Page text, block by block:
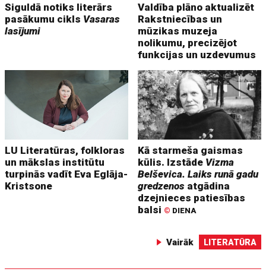
Siguldā notiks literārs
pasākumu cikls Vasaras
lasījumi
Valdība plāno aktualizēt
Rakstniecības un
mūzikas muzeja
nolikumu, precizējot
funkcijas un uzdevumus
LU Literatūras, folkloras
un mākslas institūtu
turpinās vadīt Eva Eglāja-
Kristsone
Kā starmeša gaismas
kūlis. Izstāde Vizma
Belševica. Laiks runā gadu
gredzenos atgādina
dzejnieces patiesības
balsi © DIENA
Vairāk LITERATŪRA